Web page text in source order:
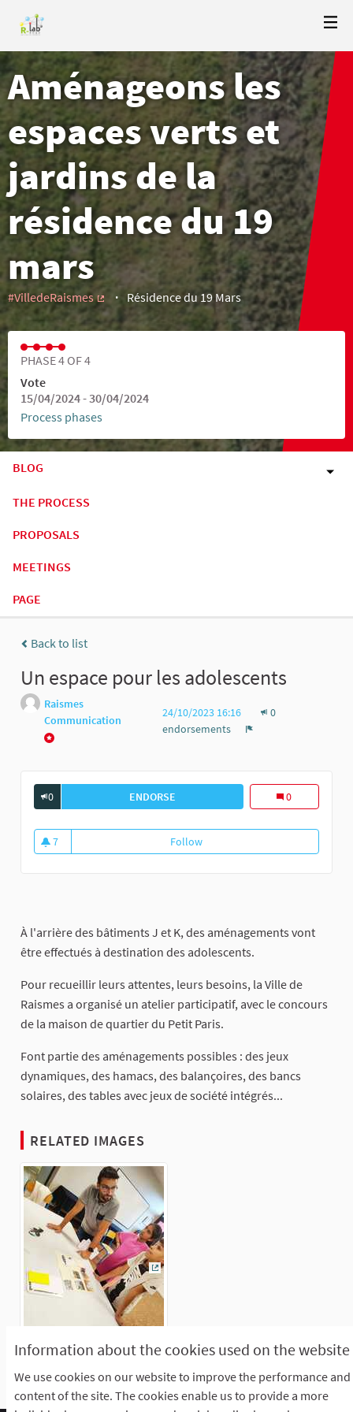
Information about the cookies used on the website
We use cookies on our website to improve the performance and
content of the site. The cookies enable us to provide a more
Aménageons les
espaces verts et
jardins de la
résidence du 19
mars
#VilledeRaismes
(External link)
Résidence du 19 Mars
PHASE 4 OF 4
Vote
15/04/2024 - 30/04/2024
Process phases
BLOG
THE PROCESS
PROPOSALS
MEETINGS
PAGE
Back to list
Un espace pour les adolescents
Raismes
Communication
24/10/2023 16:16
0
endorsements
0 ENDORSE UN ESPACE POUR LES ADOLESCENTS
0
7
7 followers
FollowUn espace pour les adolescents
À l'arrière des bâtiments J et K, des aménagements vont
être effectués à destination des adolescents.
Pour recueillir leurs attentes, leurs besoins, la Ville de
Raismes a organisé un atelier participatif, avec le concours
de la maison de quartier du Petit Paris.
Font partie des aménagements possibles : des jeux
dynamiques, des hamacs, des balançoires, des bancs
solaires, des tables avec jeux de société intégrés...
RELATED IMAGES
(External link)